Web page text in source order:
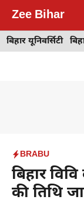
content
Zee Bihar
बिहार यूनिवर्सिटी
BRABU
बिहार
की तिथि